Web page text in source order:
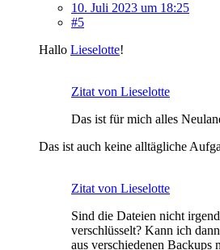
10. Juli 2023 um 18:25
#5
Hallo Lieselotte!
Zitat von Lieselotte
Das ist für mich alles
Das ist auch keine alltägliche
Zitat von Lieselotte
Sind die Dateien nicht
verschlüsselt? Kann ich
aus verschiedenen Backups